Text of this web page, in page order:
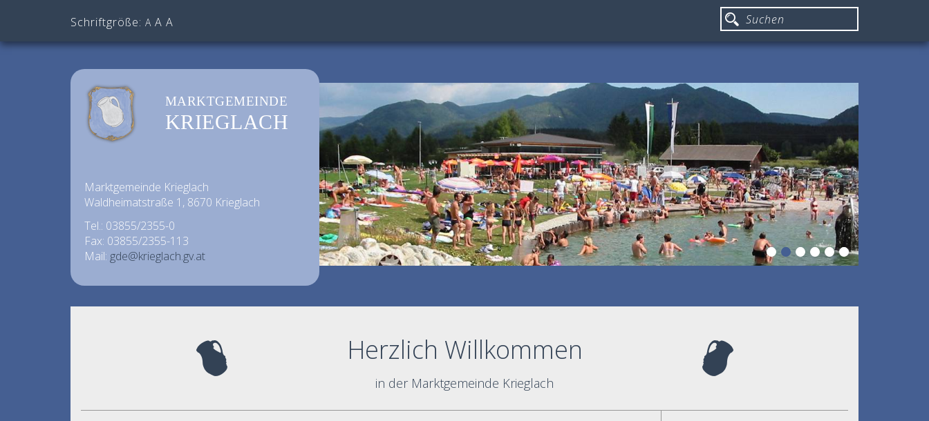
Schriftgröße: A A A
MARKTGEMEINDE
KRIEGLACH
Marktgemeinde Krieglach
Waldheimatstraße 1, 8670 Krieglach
Tel.: 03855/2355-0
Fax: 03855/2355-113
Mail: gde@krieglach.gv.at
Herzlich Willkommen
in der Marktgemeinde Krieglach